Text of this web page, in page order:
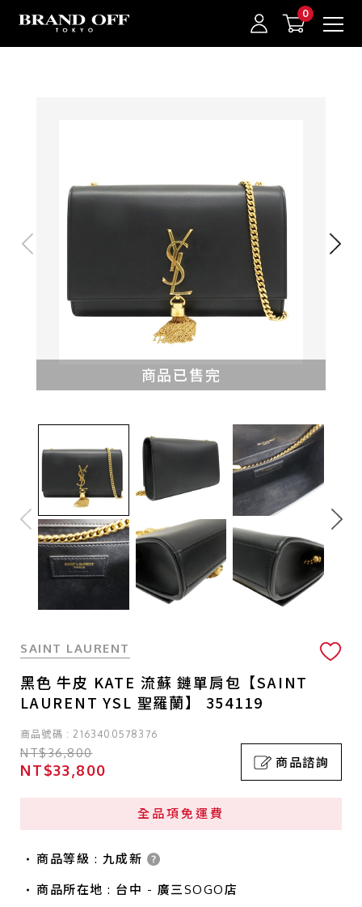
中古名牌業界No.1的BRAND OFF。BRAND OFF官網購物/h1>
商品已售完
SAINT LAURENT
黑色 牛皮 KATE 流蘇 鏈單肩包【SAINT
LAURENT YSL 聖羅蘭】 354119
商品號碼 : 2163400578376
NT$36,800
NT$33,800 商品諮詢
全品項免運費
商品等級 : 九成新
商品所在地 : 台中 - 廣三SOGO店